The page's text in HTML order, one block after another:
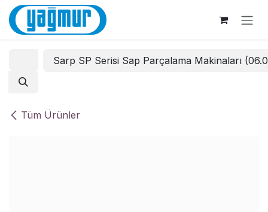
İçereği Atla
Tüm Ürünler
Sarp SP Serisi Sap Parçalama Makinaları